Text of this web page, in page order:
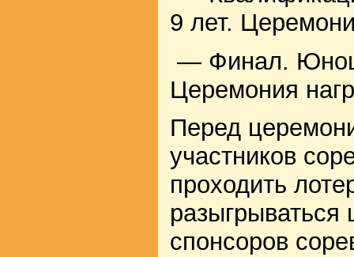
9 лет.
— Финал.
Церемония
Перед
участников
проходить
спонсоров